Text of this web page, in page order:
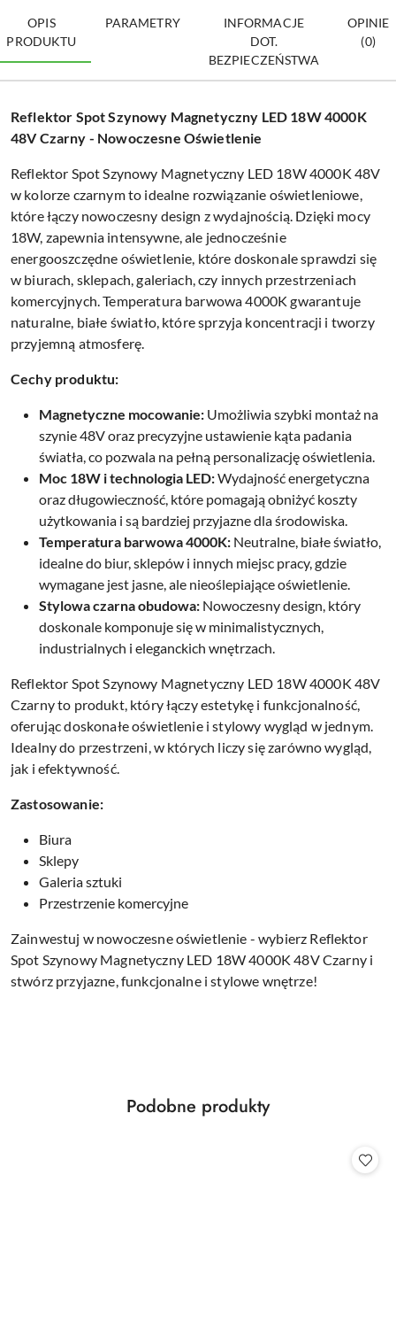
OPIS
PRODUKTU
PARAMETRY
INFORMACJE
DOT.
BEZPIECZEŃSTWA
OPINIE
(0)
Reflektor Spot Szynowy Magnetyczny LED 18W 4000K
48V Czarny - Nowoczesne Oświetlenie
Reflektor Spot Szynowy Magnetyczny LED 18W 4000K 48V
w kolorze czarnym to idealne rozwiązanie oświetleniowe,
które łączy nowoczesny design z wydajnością. Dzięki mocy
18W, zapewnia intensywne, ale jednocześnie
energooszczędne oświetlenie, które doskonale sprawdzi się
w biurach, sklepach, galeriach, czy innych przestrzeniach
komercyjnych. Temperatura barwowa 4000K gwarantuje
naturalne, białe światło, które sprzyja koncentracji i tworzy
przyjemną atmosferę.
Cechy produktu:
Magnetyczne mocowanie: Umożliwia szybki montaż na
szynie 48V oraz precyzyjne ustawienie kąta padania
światła, co pozwala na pełną personalizację oświetlenia.
Moc 18W i technologia LED:Wydajność energetyczna
oraz długowieczność, które pomagają obniżyć koszty
użytkowania i są bardziej przyjazne dla środowiska.
Temperatura barwowa 4000K: Neutralne, białe światło,
idealne do biur, sklepów i innych miejsc pracy, gdzie
wymagane jest jasne, ale nieoślepiające oświetlenie.
Stylowa czarna obudowa: Nowoczesny design, który
doskonale komponuje się w minimalistycznych,
industrialnych i eleganckich wnętrzach.
Reflektor Spot Szynowy Magnetyczny LED 18W 4000K 48V
Czarny to produkt, który łączy estetykę i funkcjonalność,
oferując doskonałe oświetlenie i stylowy wygląd w jednym.
Idealny do przestrzeni, w których liczy się zarówno wygląd,
jak i efektywność.
Zastosowanie:
Biura
Sklepy
Galeria sztuki
Przestrzenie komercyjne
Zainwestuj w nowoczesne oświetlenie - wybierz Reflektor
Spot Szynowy Magnetyczny LED 18W 4000K 48V Czarny i
stwórz przyjazne, funkcjonalne i stylowe wnętrze!
Pomiń karuzelę produktów
Produkty
Podobne produkty